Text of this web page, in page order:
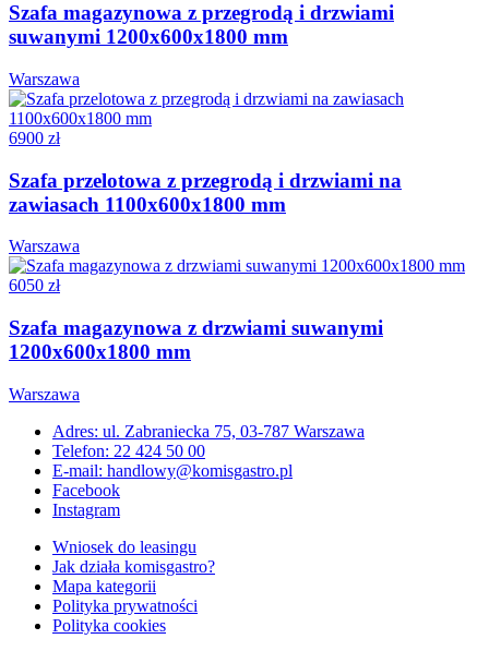
Szafa magazynowa z przegrodą i drzwiami
suwanymi 1200x600x1800 mm
Warszawa
6900 zł
Szafa przelotowa z przegrodą i drzwiami na
zawiasach 1100x600x1800 mm
Warszawa
6050 zł
Szafa magazynowa z drzwiami suwanymi
1200x600x1800 mm
Warszawa
Adres: ul. Zabraniecka 75, 03-787 Warszawa
Telefon: 22 424 50 00
E-mail: handlowy@komisgastro.pl
Facebook
Instagram
Wniosek do leasingu
Jak działa komisgastro?
Mapa kategorii
Polityka prywatności
Polityka cookies